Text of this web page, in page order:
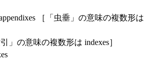
［「虫垂」の意味の複数形は
意味の複数形は indexes］